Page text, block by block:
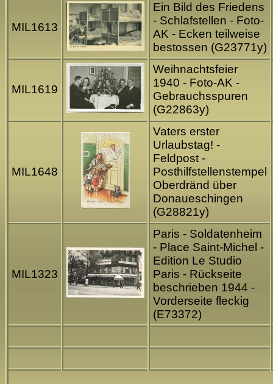
MIL1613
Ein Bild des Friedens
- Schlafstellen - Foto-
AK - Ecken teilweise
bestossen (G23771y)
MIL1619
Weihnachtsfeier
1940 - Foto-AK -
Gebrauchsspuren
(G22863y)
MIL1648
Vaters erster
Urlaubstag! -
Feldpost -
Posthilfstellenstempel
Oberdränd über
Donaueschingen
(G28821y)
MIL1323
Paris - Soldatenheim
- Place Saint-Michel -
Edition Le Studio
Paris - Rückseite
beschrieben 1944 -
Vorderseite fleckig
(E73372)